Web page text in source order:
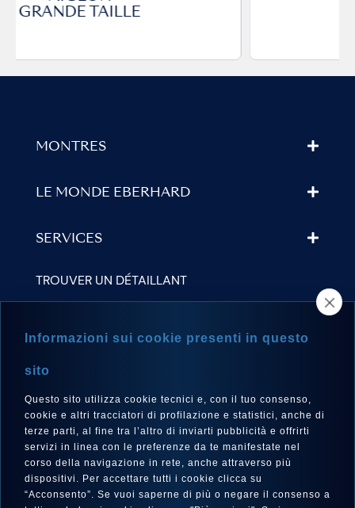
GRANDE TAILLE
MONTRES
LE MONDE EBERHARD
SERVICES
TROUVER UN DÉTAILLANT
Français
SUIVEZ-NOUS SUR
Informazioni sui cookie presenti in questo
sito
Questo sito utilizza cookie tecnici e, con il tuo consenso,
cookie e altri tracciatori di profilazione e statistici, anche di
terze parti, al fine tra l’altro di inviarti pubblicità e offrirti
servizi in linea con le preferenze da te manifestate nel
corso della navigazione in rete, anche attraverso più
dispositivi. Per accettare tutti i cookie clicca su
“Acconsento”. Se vuoi saperne di più o negare il consenso a